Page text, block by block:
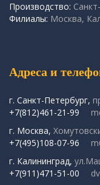
Производство:
Филиалы: Москва,
Адреса и
г. Санкт-Петербург,
+7(812)461-21-99
г. Москва,
+7(495)108-07-96
г. Калининград,
+7(911)471-51-00